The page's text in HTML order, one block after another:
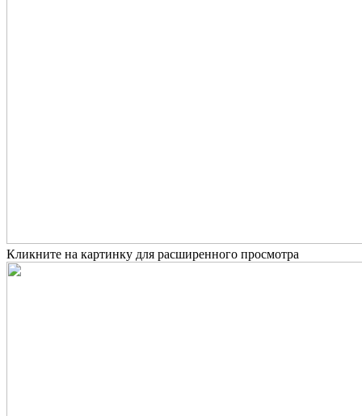
Кликните на картинку для расширенного просмотра